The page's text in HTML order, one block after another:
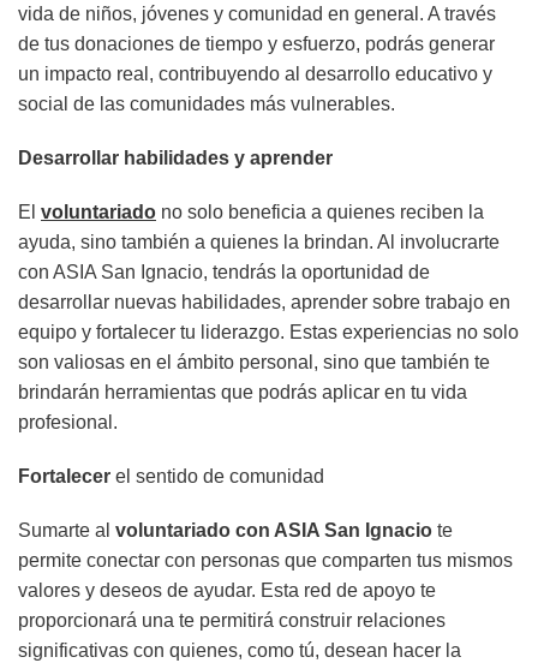
vida de niños, jóvenes y comunidad en general. A través
de tus donaciones de tiempo y esfuerzo, podrás generar
un impacto real, contribuyendo al desarrollo educativo y
social de las comunidades más vulnerables.
Desarrollar habilidades y aprender
El voluntariado no solo beneficia a quienes reciben la
ayuda, sino también a quienes la brindan. Al involucrarte
con ASIA San Ignacio, tendrás la oportunidad de
desarrollar nuevas habilidades, aprender sobre trabajo en
equipo y fortalecer tu liderazgo. Estas experiencias no solo
son valiosas en el ámbito personal, sino que también te
brindarán herramientas que podrás aplicar en tu vida
profesional.
Fortalecer el sentido de comunidad
Sumarte al voluntariado con ASIA San Ignacio te
permite conectar con personas que comparten tus mismos
valores y deseos de ayudar. Esta red de apoyo te
proporcionará una te permitirá construir relaciones
significativas con quienes, como tú, desean hacer la